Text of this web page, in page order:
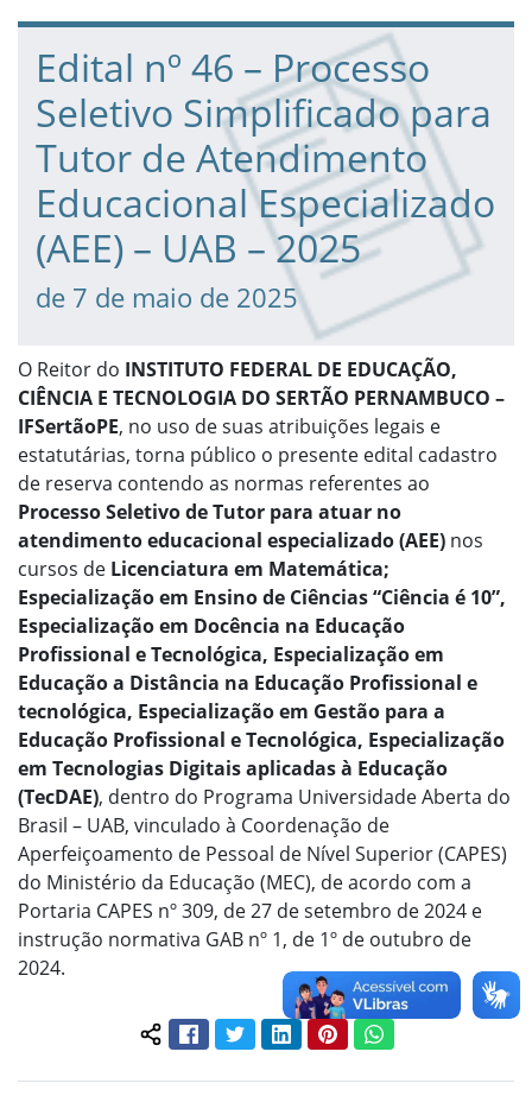
Fim da navegação
Início do conteúdo
Edital nº 46 – Processo
Seletivo Simplificado para
Tutor de Atendimento
Educacional Especializado
(AEE) – UAB – 2025
de 7 de maio de 2025
O Reitor do INSTITUTO FEDERAL DE EDUCAÇÃO,
CIÊNCIA E TECNOLOGIA DO SERTÃO PERNAMBUCO –
IFSertãoPE, no uso de suas atribuições legais e
estatutárias, torna público o presente edital cadastro
de reserva contendo as normas referentes ao
Processo Seletivo de Tutor para atuar no
atendimento educacional especializado (AEE) nos
cursos de Licenciatura em Matemática;
Especialização em Ensino de Ciências “Ciência é 10”,
Especialização em Docência na Educação
Profissional e Tecnológica, Especialização em
Educação a Distância na Educação Profissional e
tecnológica, Especialização em Gestão para a
Educação Profissional e Tecnológica, Especialização
em Tecnologias Digitais aplicadas à Educação
(TecDAE), dentro do Programa Universidade Aberta do
Brasil – UAB, vinculado à Coordenação de
Aperfeiçoamento de Pessoal de Nível Superior (CAPES)
do Ministério da Educação (MEC), de acordo com a
Portaria CAPES nº 309, de 27 de setembro de 2024 e
instrução normativa GAB nº 1, de 1º de outubro de
2024.
Compartilhar conteúdo:
FacebookTwitterLinkedInPinterestWhatsApp